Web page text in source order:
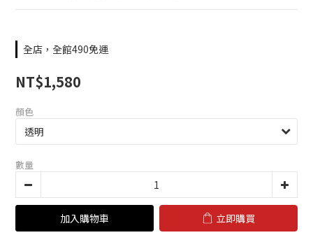
全店，全館490免運
NT$1,580
顏色
數量
加入購物車 立即購買